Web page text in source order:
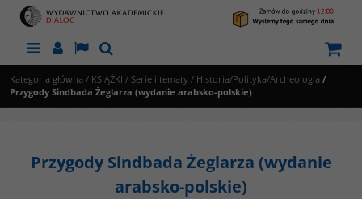
MenuPanelLangSzukaj
Kategoria główna / KSIĄŻKI / Serie i tematy / Historia/Polityka/Archeologia /
Przygody Sindbada Żeglarza (wydanie arabsko-polskie)
Przygody Sindbada Żeglarza (wydanie
arabsko-polskie)